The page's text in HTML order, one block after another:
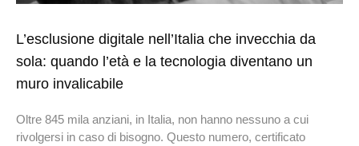
L’esclusione digitale nell’Italia che invecchia da
sola: quando l’età e la tecnologia diventano un
muro invalicabile
Oltre 845 mila anziani, in Italia, non hanno nessuno a cui
rivolgersi in caso di bisogno. Questo numero, certificato